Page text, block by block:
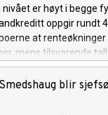
er høyt i begge
oppgir rundt
at renteøkninger
mens tilsvarende
blir